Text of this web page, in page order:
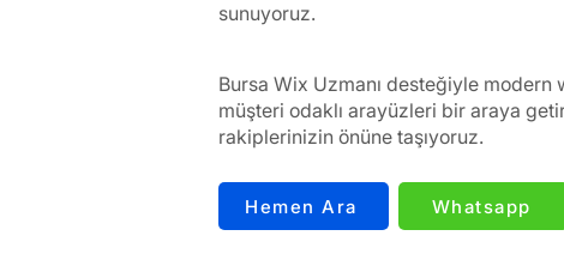
sunuyoruz.
Bursa Wix Uzmanı desteğiyle modern
müşteri odaklı arayüzleri bir araya
rakiplerinizin önüne taşıyoruz.
Hemen Ara Whatsapp